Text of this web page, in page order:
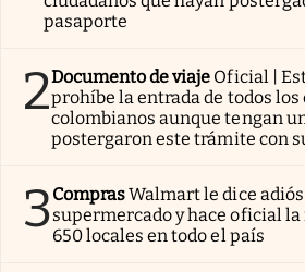
pasaporte
2Documento de viaje Oficial |
prohíbe la entrada de todos los
colombianos aunque tengan
postergaron este trámite con
3ComprasWalmart le dice
supermercado y hace oficial
650 locales en todo el país